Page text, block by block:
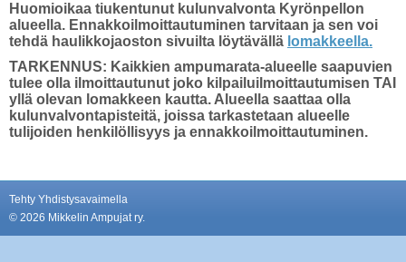
Huomioikaa tiukentunut kulunvalvonta Kyrönpellon
alueella. Ennakkoilmoittautuminen tarvitaan ja sen voi
tehdä haulikkojaoston sivuilta löytävällä lomakkeella.
TARKENNUS: Kaikkien ampumarata-alueelle saapuvien
tulee olla ilmoittautunut joko kilpailuilmoittautumisen TAI
yllä olevan lomakkeen kautta. Alueella saattaa olla
kulunvalvontapisteitä, joissa tarkastetaan alueelle
tulijoiden henkilöllisyys ja ennakkoilmoittautuminen.
Tehty Yhdistysavaimella
© 2026 Mikkelin Ampujat ry.